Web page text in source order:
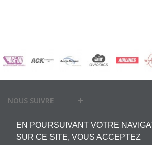
EN POURSUIVANT VOTRE
SUR CE SITE, VOUS ACCEPTEZ
NOUS SUIVRE
MON COMPTE